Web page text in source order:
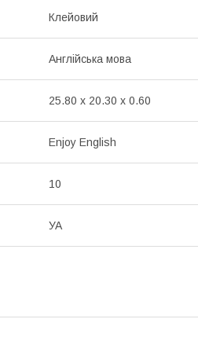
Клейовий
Англійська мова
25.80 x 20.30 x 0.60
Enjoy English
10
УА